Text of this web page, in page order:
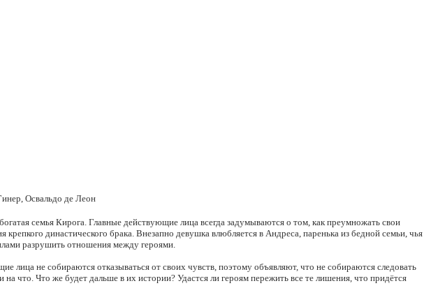
Освальдо де Леон
семья Кирога. Главные действующие лица всегда задумываются о том, как преумножать свои
династического брака. Внезапно девушка влюбляется в Андреса, паренька из бедной семьи, чья
разрушить отношения между героями.
лица не собираются отказываться от своих чувств, поэтому объявляют, что не собираются следовать
что. Что же будет дальше в их истории? Удастся ли героям пережить все те лишения, что придётся